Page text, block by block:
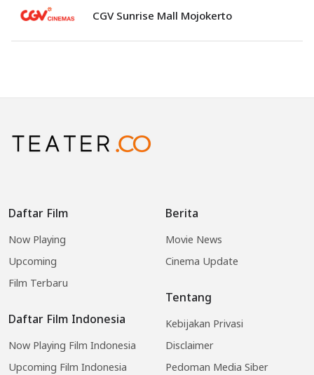
CGV Sunrise Mall Mojokerto
Daftar Film
Now Playing
Upcoming
Film Terbaru
Daftar Film Indonesia
Now Playing Film Indonesia
Upcoming Film Indonesia
Berita
Movie News
Cinema Update
Tentang
Kebijakan Privasi
Disclaimer
Pedoman Media Siber